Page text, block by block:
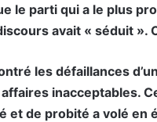
le parti qui a le plus
avait « séduit ».
les défaillances
inacceptables.
et de probité a volé en